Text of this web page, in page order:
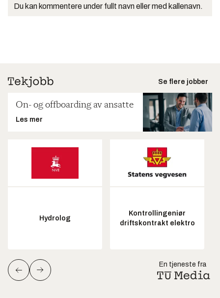
Du kan kommentere under fullt navn eller med kallenavn.
Se flere jobber
On- og offboarding av ansatte
Les mer
Hydrolog
Kontrollingeniør
driftskontrakt elektro
En tjeneste fra